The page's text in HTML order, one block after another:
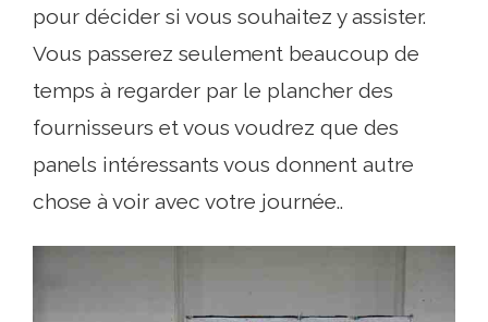
pour décider si vous souhaitez y assister.
Vous passerez seulement beaucoup de
temps à regarder par le plancher des
fournisseurs et vous voudrez que des
panels intéressants vous donnent autre
chose à voir avec votre journée..